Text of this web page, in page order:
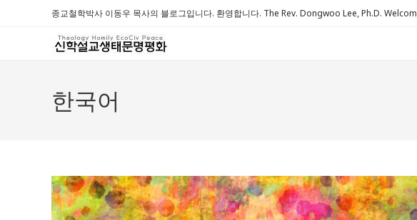
종교철학박사 이동우 목사의 블로그입니다. 환영합니다. The Rev. Dongwoo Lee, Ph.D.
한국어